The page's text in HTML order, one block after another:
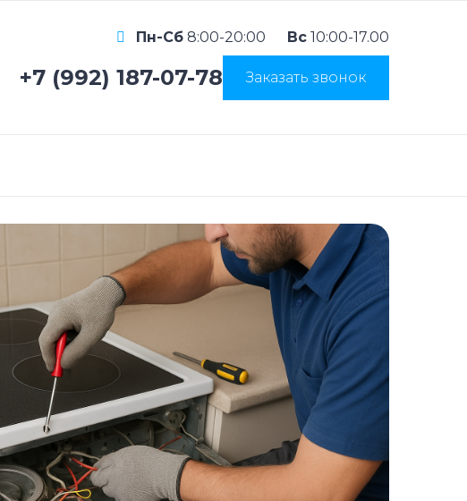
Пн-Сб 8:00-20:00 Вс 10:00-17.00
+7 (992) 187-07-78 Заказать звонок